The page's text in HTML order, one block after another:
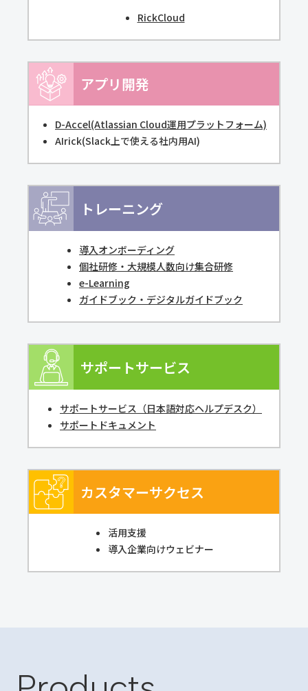
RickCloud
アプリ開発
D-Accel(Atlassian Cloud運用プラットフォーム)
AIrick(Slack上で使える社内用AI)
トレーニング
導入オンボーディング
個社研修・大規模人数向け集合研修
e-Learning
ガイドブック・デジタルガイドブック
サポートサービス
サポートサービス（⽇本語対応ヘルプデスク）
サポートドキュメント
カスタマーサクセス
活用支援
導入企業向けウェビナー